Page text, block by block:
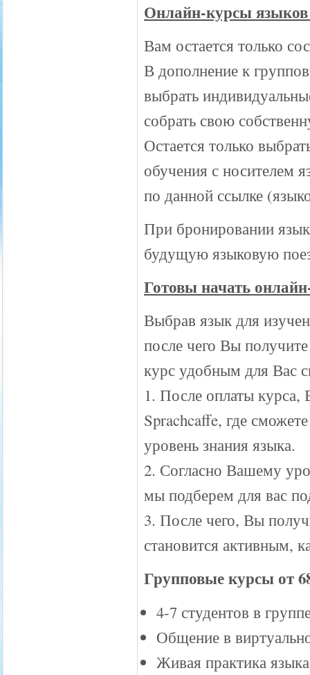
Онлайн-курсы
Вам остается только
В дополнение к
выбрать
собрать свою
Остается только
обучения с носителем
по данной ссылке
При бронировании
будущую языковую
Готовы начать
Выбрав язык для
после чего Вы
курс удобным для Вас
1. После оплаты
Sprachcaffe, где
уровень знания языка.
2. Согласно Вашему
мы подберем для вас
3. После чего, Вы
становится активным,
Групповые курсы от
4-7 студентов в
Общение в
Живая практика